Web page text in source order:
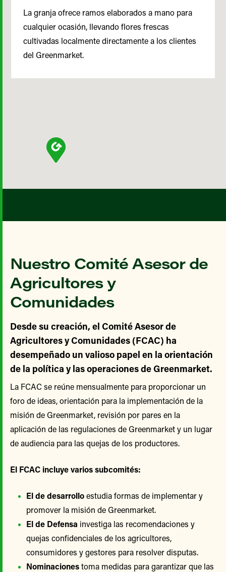
Nuestro Comité Asesor de
Agricultores y
Comunidades
Desde su creación, el Comité Asesor de
Agricultores y Comunidades (FCAC) ha
desempeñado un valioso papel en la orientación
de la política y las operaciones de Greenmarket.
La FCAC se reúne mensualmente para proporcionar un
foro de ideas, orientación para la implementación de la
misión de Greenmarket, revisión por pares en la
aplicación de las regulaciones de Greenmarket y un lugar
de audiencia para las quejas de los productores.
El FCAC incluye varios subcomités:
El de desarrolloestudia formas de implementar y
promover la misión de Greenmarket.
El de Defensa investiga las recomendaciones y
quejas confidenciales de los agricultores,
consumidores y gestores para resolver disputas.
Nominacionestoma medidas para garantizar que las
La granja ofrece ramos elaborados a mano para
cualquier ocasión, llevando flores frescas
cultivadas localmente directamente a los clientes
del Greenmarket.